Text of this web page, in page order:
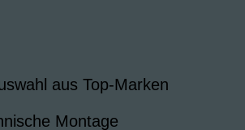
aus Top-Marken
Montage